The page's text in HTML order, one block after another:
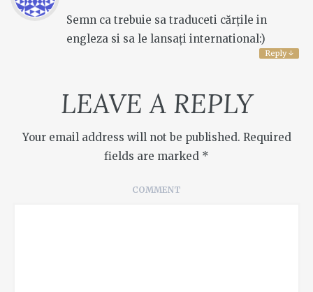
Semn ca trebuie sa traduceti cărțile in
engleza si sa le lansați international:)
Reply↓
LEAVE A REPLY
Your email address will not be published. Required
fields are marked *
COMMENT